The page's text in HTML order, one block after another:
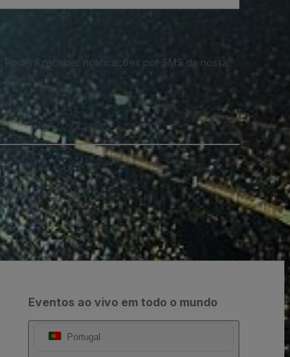
. Poderá receber notificações por SMS da nossa
Eventos ao vivo em todo o mundo
Portugal